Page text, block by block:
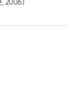
, 2006)